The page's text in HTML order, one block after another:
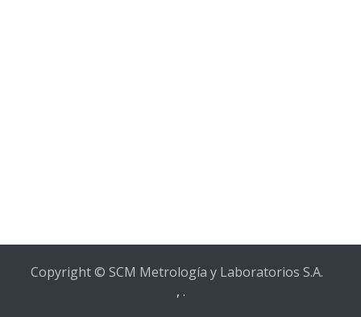
Copyright © SCM Metrología y Laboratorios S.A.
, .